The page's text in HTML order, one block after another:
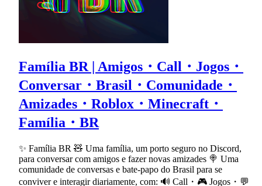
Família BR | Amigos・Call・Jogos・
Conversar・Brasil・Comunidade・
Amizades・Roblox・Minecraft・
Família・BR
✨ Família BR 🧸 Uma família, um porto seguro no Discord,
para conversar com amigos e fazer novas amizades 🍭 Uma
comunidade de conversas e bate-papo do Brasil para se
conviver e interagir diariamente, com: 🔊 Call・🎮 Jogos・💬